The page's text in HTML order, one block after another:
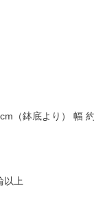
（鉢底より） 幅
以上